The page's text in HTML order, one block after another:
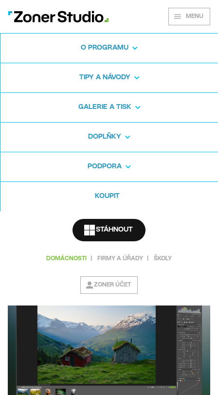
MENU
O PROGRAMU
TIPY A NÁVODY
GALERIE A TISK
DOPLŇKY
PODPORA
KOUPIT
STÁHNOUT
DOMÁCNOSTI FIRMY A ÚŘADY ŠKOLY
ZONER ÚČET
Zoner Studio pro
Windows
Stáhnout zdarma